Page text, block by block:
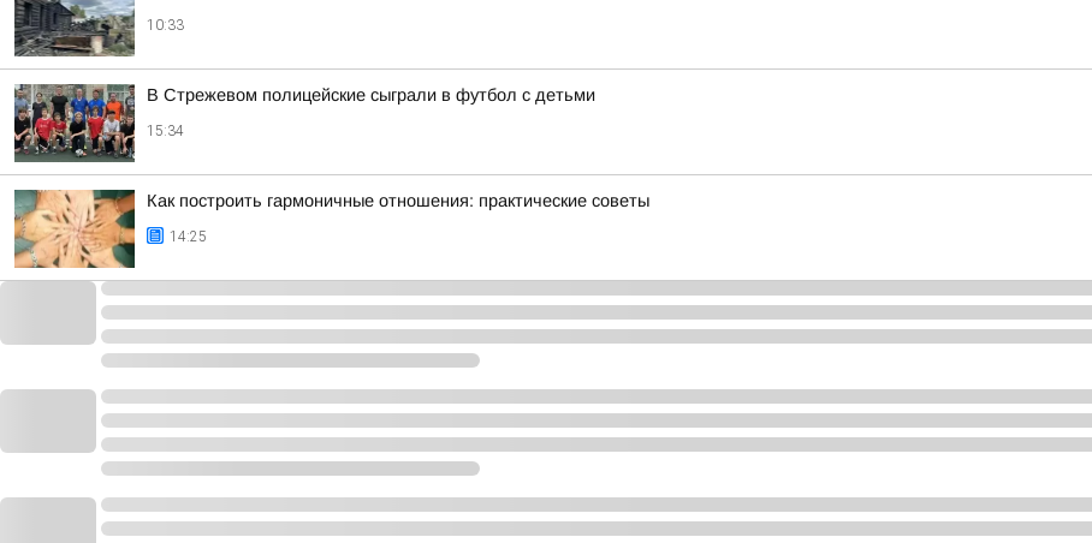
10:33
В Стрежевом полицейские сыграли в футбол с детьми
15:34
Как построить гармоничные отношения: практические советы
14:25